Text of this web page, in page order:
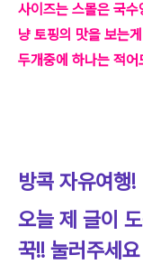
사이즈는 스몰은 국
냥 토핑의 맛을 보는
두개중에 하나는 적어
방콕 자유여행!
오늘 제 글이
꾹!! 눌러주세